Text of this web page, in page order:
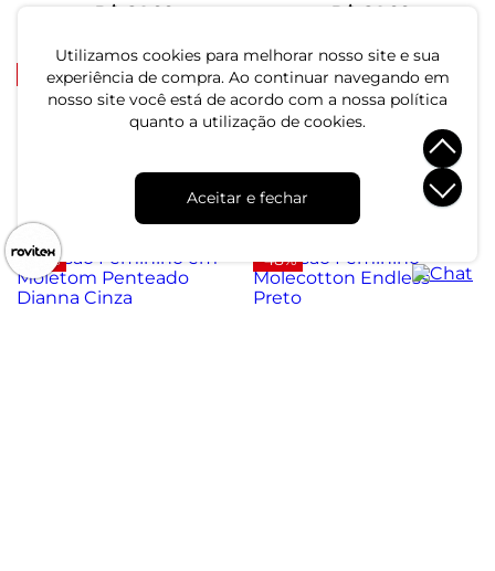
Utilizamos cookies para melhorar nosso site e sua
experiência de compra. Ao continuar navegando em
nosso site você está de acordo com a nossa política
quanto a utilização de cookies.
Aceitar e fechar
R$ 64,99 R$ 64,99
-48%
Blusão Feminino Moletom
ou 2x de R$ 42,49 sem juros
-48%
Blusão Feminino Moletom
Bordado Felpado Endless
R$ 164,99
ou 2x de R$ 42,49 sem juros
-50% -48%